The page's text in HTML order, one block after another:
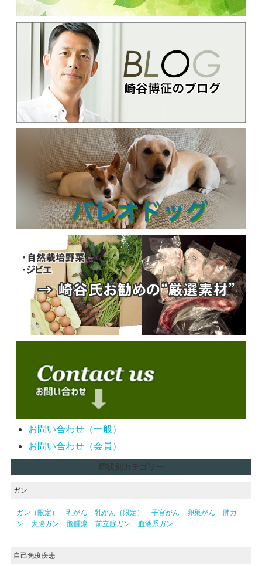
お問い合わせ（一般）
お問い合わせ（会員）
症状別カテゴリー
ガン
ガン（限定） 乳がん 乳がん（限定） 子宮がん 卵巣がん
肺ガ
ン
大腸ガン 脳腫瘍 前立腺ガン 血液系ガン
自己免疫疾患